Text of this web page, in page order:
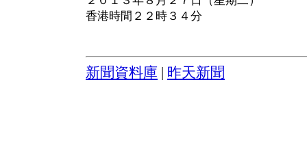
香港時間２２時３４分
新聞資料庫 昨天新聞